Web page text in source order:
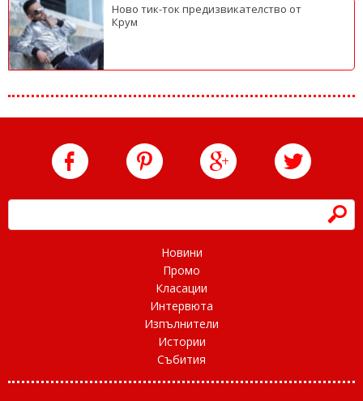
Ново тик-ток предизвикателство от
Крум
h
Новини
Промо
Класации
Интервюта
Изпълнители
Истории
Събития